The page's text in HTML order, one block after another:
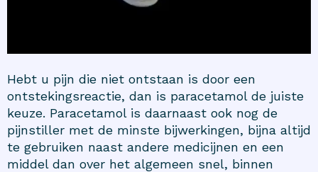
Hebt u pijn die niet ontstaan is door een
ontstekingsreactie, dan is paracetamol de juiste
keuze. Paracetamol is daarnaast ook nog de
pijnstiller met de minste bijwerkingen, bijna altijd
te gebruiken naast andere medicijnen en een
middel dan over het algemeen snel, binnen